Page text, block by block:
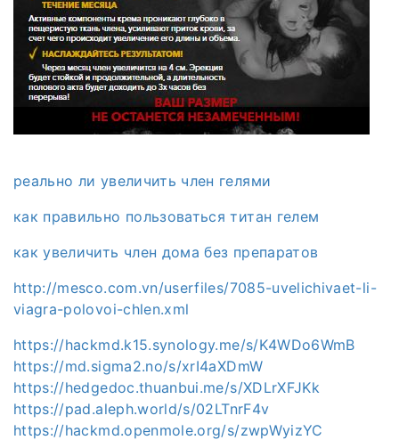
реально ли увеличить член гелями
как правильно пользоваться титан гелем
как увеличить член дома без препаратов
http://mesco.com.vn/userfiles/7085-uvelichivaet-li-
viagra-polovoi-chlen.xml
https://hackmd.k15.synology.me/s/K4WDo6WmB
https://md.sigma2.no/s/xrI4aXDmW
https://hedgedoc.thuanbui.me/s/XDLrXFJKk
https://pad.aleph.world/s/02LTnrF4v
https://hackmd.openmole.org/s/zwpWyizYC